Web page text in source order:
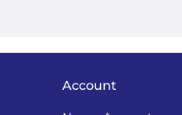
Account